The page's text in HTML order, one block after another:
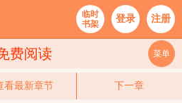
临时
书架
登录 注册
费阅读 菜单
看最新章节 下一章